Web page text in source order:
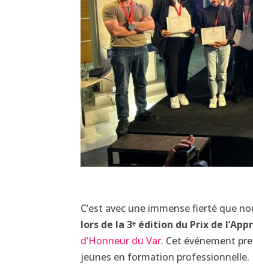
C’est avec une immense fierté que
lors de la 3ᵉ édition du Prix de
d’Honneur du Var. Cet événement
jeunes en formation professionnelle.